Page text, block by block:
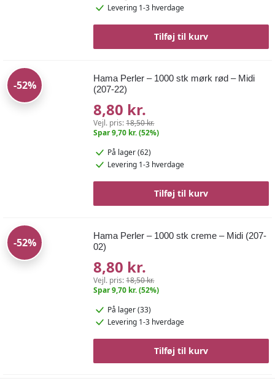
Levering 1-3 hverdage
Tilføj til kurv
-52%
Hama Perler – 1000 stk mørk rød – Midi
(207-22)
8,80 kr.
Vejl. pris:18,50 kr.
Spar 9,70 kr. (52%)
På lager (62)
Levering 1-3 hverdage
Tilføj til kurv
-52%
Hama Perler – 1000 stk creme – Midi (207-
02)
8,80 kr.
Vejl. pris:18,50 kr.
Spar 9,70 kr. (52%)
På lager (33)
Levering 1-3 hverdage
Tilføj til kurv